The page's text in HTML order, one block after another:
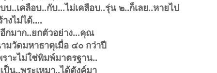
..เคลือบ..กับ...ไม่เคลือบ..รุ่น ๒..ก็เลย..หายไป
งไม่ได้....
กมาก..ยกตัวอย่าง...คุณ
มวัดมหาธาตุเมื่อ ๔๐ กว่าปี
าะไม่ใช่พิมพ์มาตรฐาน..
น..พระเหมา..ได้ตังค์มา